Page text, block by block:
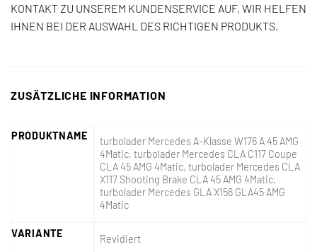
KONTAKT ZU UNSEREM KUNDENSERVICE AUF, WIR HELFEN
IHNEN BEI DER AUSWAHL DES RICHTIGEN PRODUKTS.
ZUSÄTZLICHE INFORMATION
PRODUKTNAME
turbolader Mercedes A-Klasse W176 A 45 AMG
4Matic, turbolader Mercedes CLA C117 Coupe
CLA 45 AMG 4Matic, turbolader Mercedes CLA
X117 Shooting Brake CLA 45 AMG 4Matic,
turbolader Mercedes GLA X156 GLA45 AMG
4Matic
VARIANTE Revidiert